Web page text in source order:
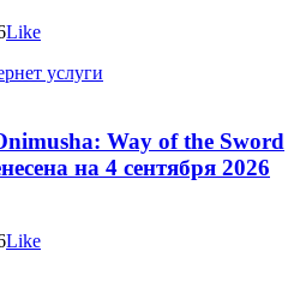
Like
услуги
Way of the Sword
на 4 сентября 2026
Like